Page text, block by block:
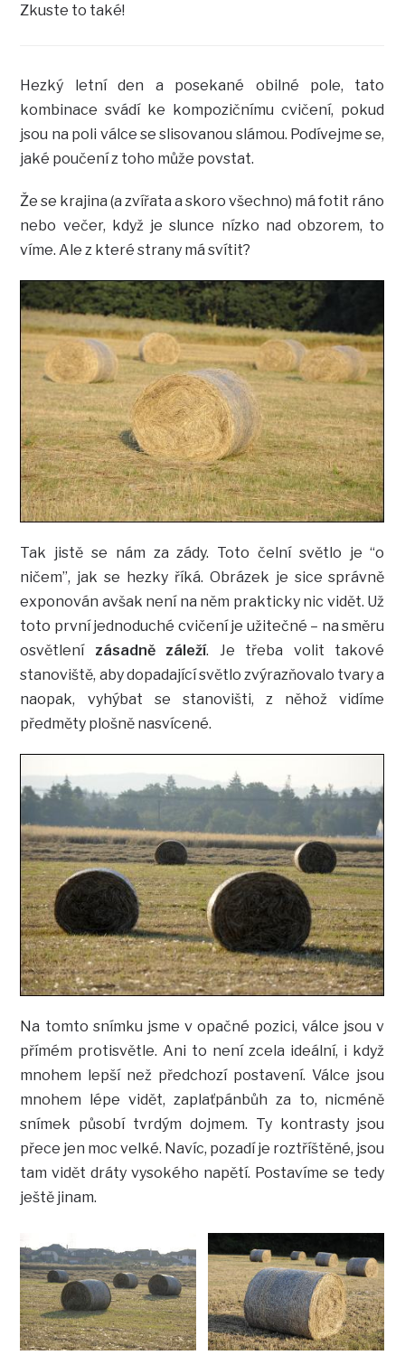
Zkuste to také!
Hezký letní den a posekané obilné pole, tato
kombinace svádí ke kompozičnímu cvičení, pokud
jsou na poli válce se slisovanou slámou. Podívejme se,
jaké poučení z toho může povstat.
Že se krajina (a zvířata a skoro všechno) má fotit ráno
nebo večer, když je slunce nízko nad obzorem, to
víme. Ale z které strany má svítit?
Tak jistě se nám za zády. Toto čelní světlo je “o
ničem”, jak se hezky říká. Obrázek je sice správně
exponován avšak není na něm prakticky nic vidět. Už
toto první jednoduché cvičení je užitečné – na směru
osvětlení zásadně záleží. Je třeba volit takové
stanoviště, aby dopadající světlo zvýrazňovalo tvary a
naopak, vyhýbat se stanovišti, z něhož vidíme
předměty plošně nasvícené.
Na tomto snímku jsme v opačné pozici, válce jsou v
přímém protisvětle. Ani to není zcela ideální, i když
mnohem lepší než předchozí postavení. Válce jsou
mnohem lépe vidět, zaplaťpánbůh za to, nicméně
snímek působí tvrdým dojmem. Ty kontrasty jsou
přece jen moc velké. Navíc, pozadí je roztříštěné, jsou
tam vidět dráty vysokého napětí. Postavíme se tedy
ještě jinam.